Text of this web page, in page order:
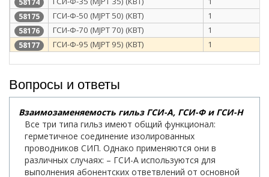
58175 ГСИ-Ф-50 (MJPT 50) (КВТ) 1
58176 ГСИ-Ф-70 (MJPT 70) (КВТ) 1
58177 ГСИ-Ф-95 (MJPT 95) (КВТ) 1
Вопросы и ответы
Взаимозаменяемость гильз ГСИ-А, ГСИ-Ф и ГСИ-Н
Все три типа гильз имеют общий функционал:
герметичное соединение изолированных
проводников СИП. Однако применяются они в
различных случаях: – ГСИ-А используются для
выполнения абонентских ответвлений от основной